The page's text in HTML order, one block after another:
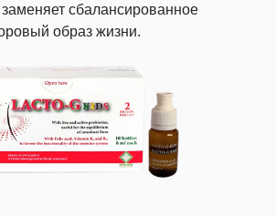
сбалансированное
образ жизни.